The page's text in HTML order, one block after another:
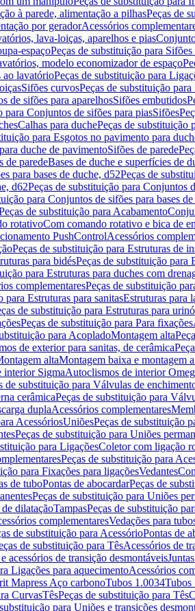
à parede, alimentação a pilhasPeças de
por geradorAcessórios
lava-loiças, aparelhos e pias
espaçoPeças de substituição para
modelo economizador de espaço
ao lavatórioPeças de substituição para
Sifões curvosPeças de substituição
de sifões para aparelhosSifões embutidos
para Conjuntos de sifões para piasSifões
Calhas para duchePeças de substituição
para Esgotos no pavimento para
duche de pavimentoSifões de parede
de paredeBases de duche e superfícies de
para bases de duche, d52Peças de
d62Peças de substituição para Conjuntos
para Conjuntos de sifões para bases
de substituição para Acabamento
rotativoCom comando rotativo e bica de
PushControlAcessórios
Peças de substituição para Estruturas de
para bidésPeças de substituição para
para Estruturas para duches com
complementaresPeças de substituição
para Estruturas para sanitasEstruturas para
de substituição para Estruturas para
Peças de substituição para Para fixações
para AcopladoMontagem alta
de exterior para sanitas, de cerâmica
altaMontagem baixa e montagem
interior SigmaAutoclismos de interior
de substituição para Válvulas de
cerâmicaPeças de substituição para
duplaAcessórios complementares
AcessóriosUniõesPeças de substituição
Peças de substituição para Uniões
para LigaçõesColetor com ligação
Peças de substituição para
para Fixações para ligaçõesVedantes
de tuboPontas de abocardarPeças de
Peças de substituição para Uniões
dilataçãoTampasPeças de substituição
complementaresVedações para
de substituição para AcessórioPontas de
de substituição para TêsAcessórios de
acessórios de transição desmontáveis
Ligações para aquecimentoAcessórios
Mapress Aço carbonoTubos 1.0034Tubos
CurvasTêsPeças de substituição para Tês
para Uniões e transições